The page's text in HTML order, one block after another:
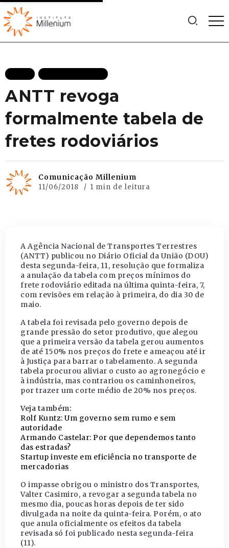
ANTT revoga
formalmente tabela de
fretes rodoviários
Comunicação Millenium
11/06/2018 1 min de leitura
A Agência Nacional de Transportes Terrestres
(ANTT) publicou no Diário Oficial da União (DOU)
desta segunda-feira, 11, resolução que formaliza
a anulação da tabela com preços mínimos do
frete rodoviário editada na última quinta-feira, 7,
com revisões em relação à primeira, do dia 30 de
maio.
A tabela foi revisada pelo governo depois de
grande pressão do setor produtivo, que alegou
que a primeira versão da tabela gerou aumentos
de até 150% nos preços do frete e ameaçou até ir
à Justiça para barrar o tabelamento. A segunda
tabela procurou aliviar o custo ao agronegócio e
à indústria, mas contrariou os caminhoneiros,
por trazer um corte médio de 20% nos preços.
Veja também:
Rolf Kuntz: Um governo sem rumo e sem
autoridade
Armando Castelar: Por que dependemos tanto
das estradas?
Startup investe em eficiência no transporte de
mercadorias
O impasse obrigou o ministro dos Transportes,
Valter Casimiro, a revogar a segunda tabela no
mesmo dia, poucas horas depois de ter sido
divulgada na noite da quinta-feira. Porém, o ato
que anula oficialmente os efeitos da tabela
revisada só foi publicado nesta segunda-feira
(11).